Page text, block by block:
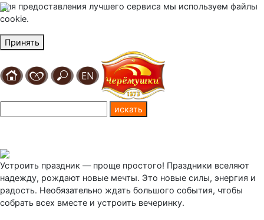
Для предоставления лучшего сервиса мы используем файлы
cookie.
Принять
Устроить праздник — проще простого! Праздники вселяют
надежду, рождают новые мечты. Это новые силы, энергия и
радость. Необязательно ждать большого события, чтобы
собрать всех вместе и устроить вечеринку.